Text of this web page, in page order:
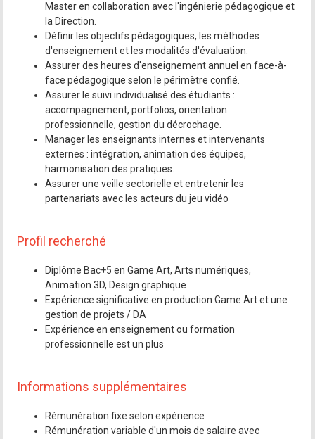
Master en collaboration avec l'ingénierie pédagogique et
la Direction.
Définir les objectifs pédagogiques, les méthodes
d'enseignement et les modalités d'évaluation.
Assurer des heures d'enseignement annuel en face-à-
face pédagogique selon le périmètre confié.
Assurer le suivi individualisé des étudiants :
accompagnement, portfolios, orientation
professionnelle, gestion du décrochage.
Manager les enseignants internes et intervenants
externes : intégration, animation des équipes,
harmonisation des pratiques.
Assurer une veille sectorielle et entretenir les
partenariats avec les acteurs du jeu vidéo
Profil recherché
Diplôme Bac+5 en Game Art, Arts numériques,
Animation 3D, Design graphique
Expérience significative en production Game Art et une
gestion de projets / DA
Expérience en enseignement ou formation
professionnelle est un plus
Informations supplémentaires
Rémunération fixe selon expérience
Rémunération variable d'un mois de salaire avec